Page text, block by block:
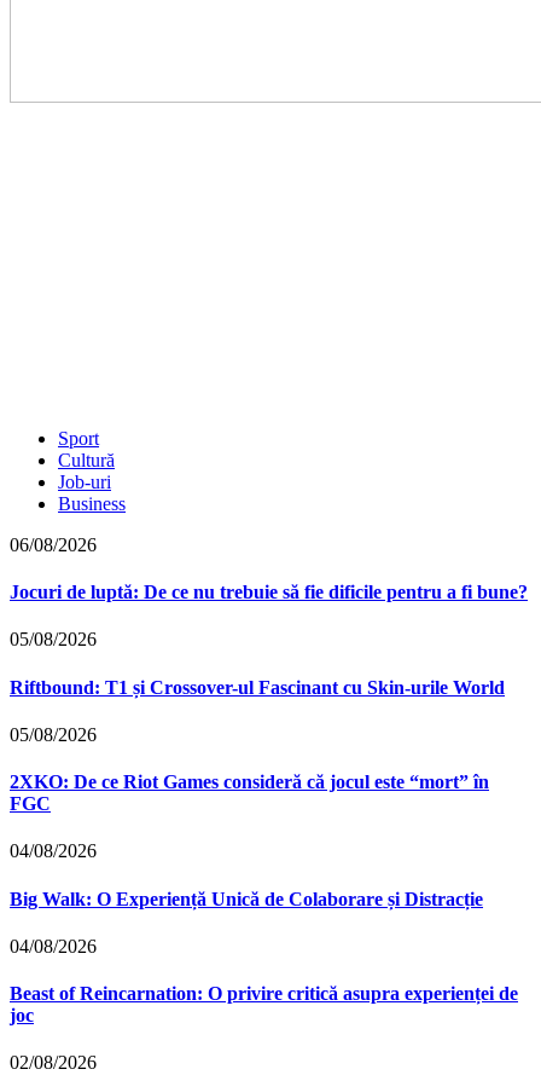
Sport
Cultură
Job-uri
Business
06/08/2026
Jocuri de luptă: De ce nu trebuie să fie dificile pentru a fi bune?
05/08/2026
Riftbound: T1 și Crossover-ul Fascinant cu Skin-urile World
05/08/2026
2XKO: De ce Riot Games consideră că jocul este “mort” în
FGC
04/08/2026
Big Walk: O Experiență Unică de Colaborare și Distracție
04/08/2026
Beast of Reincarnation: O privire critică asupra experienței de
joc
02/08/2026